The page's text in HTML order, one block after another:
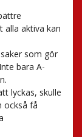
alla aktiva kan
som gör
bara A-
lyckas, skulle
också få